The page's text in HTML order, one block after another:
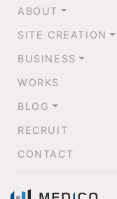
ABOUT
SITE CREATION
BUSINESS
WORKS
BLOG
RECRUIT
CONTACT